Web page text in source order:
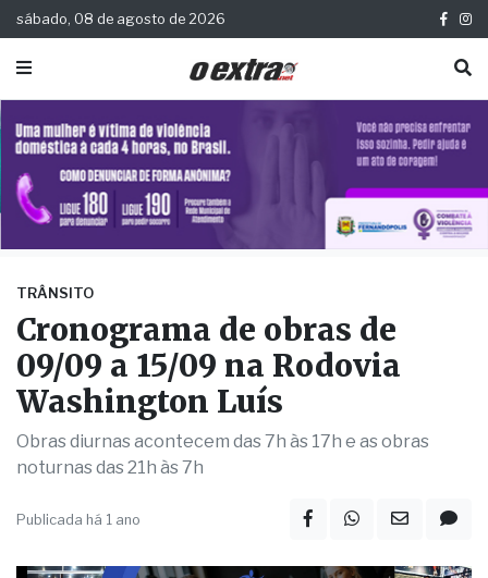
sábado, 08 de agosto de 2026
TRÂNSITO
Cronograma de obras de
09/09 a 15/09 na Rodovia
Washington Luís
Obras diurnas acontecem das 7h às 17h e as obras
noturnas das 21h às 7h
Publicada há 1 ano